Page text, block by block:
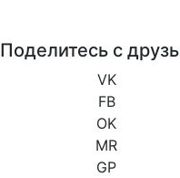
Поделитесь с
VK
FB
OK
MR
GP